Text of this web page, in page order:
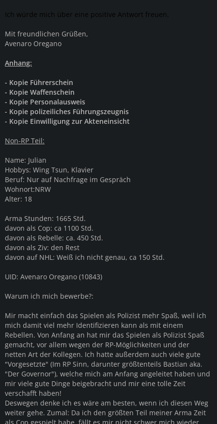
Ich würde mich über eine positive Antwort freuen.
Mit freundlichen Grüßen,
Avenaro Oregano
Anhang:
- Kopie Führerschein
- Kopie Waffenschein
- Kopie Personalausweis
- Kopie polizeiliches Führungszeugnis
- Kopie Einwilligung zur Akteneinsicht
Non-RP Teil:
Name: Julian
Hobbys: Wing Tsun, Klavier
Beruf: Nur auf Nachfrage im Gespräch
Wohnort:NRW
Alter: 18
Arma Stunden: 1665 Std.
davon als Cop: ca 1100 Std.
davon als Rebelle: ca. 450 Std.
davon als Ziv: den Rest
davon auf NHL: Weiß ich nicht genau, ca 150 Std.
UID: Avenaro Oregano (10843)
Warum ich mich bewerbe?:
Mir macht einfach das Spielen als Polizist mehr Spaß, weil ich
mich damit viel mehr Identifizieren kann als mit einem
Rebellen. Von Anfang an hat mir das Spielen als Polizist Spaß
gemacht, vor allem wegen der RP-Möglichkeiten und der
netten Art der Kollegen. Ich hatte außerdem auch viele gute
"Vorgesetzte" (Im RP Sinn, darunter größtenteils Bastian aka.
"Der Governor"), welche mich am Anfang angeleitet haben und
mir viele gute Dinge beigebracht und mir eine tolle Zeit
verschafft haben!
Deswegen denke ich es wäre am besten, wenn ich diesen Weg
weiter gehe. Zumal: Da ich den größten Teil meiner Arma Zeit